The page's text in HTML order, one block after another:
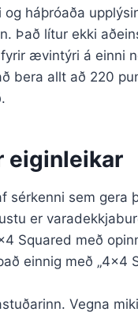
háþróaða
Það lítur ekki
ævintýri á einni
bera allt að 220
eiginleikar
sem gera
er
Squared með
einnig með „4×4
Vegna